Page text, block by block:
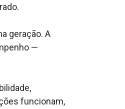
geração. A
—
funcionam,